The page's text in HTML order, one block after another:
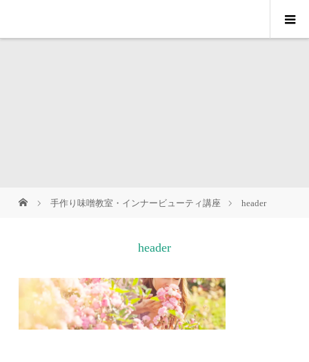
手作り味噌教室・インナービューティ講座 header
header